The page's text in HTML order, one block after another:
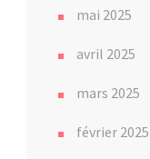
mai 2025
avril 2025
mars 2025
février 2025